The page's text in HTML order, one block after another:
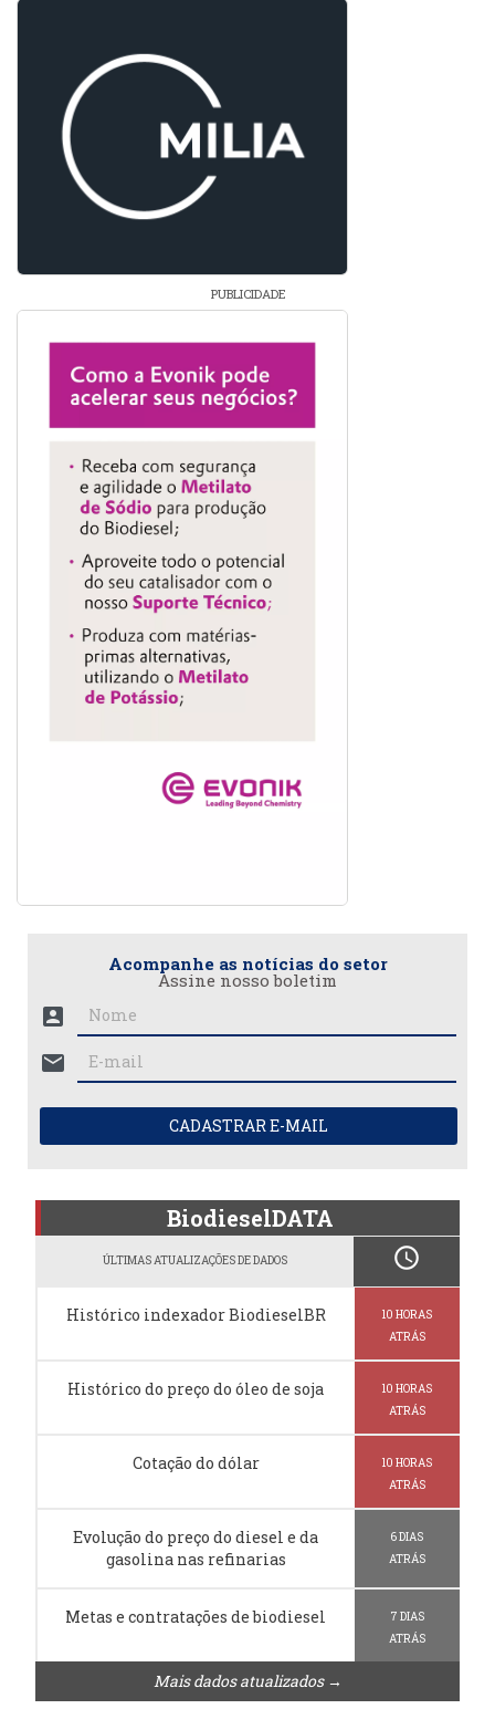
PUBLICIDADE
Acompanhe as notícias do setor
Assine nosso boletim
account_box
mail
CADASTRAR E-MAIL
BiodieselDATA
ÚLTIMAS ATUALIZAÇÕES DE DADOS schedule
Histórico indexador BiodieselBR
10 HORAS
ATRÁS
Histórico do preço do óleo de soja
10 HORAS
ATRÁS
Cotação do dólar
10 HORAS
ATRÁS
Evolução do preço do diesel e da
gasolina nas refinarias
6 DIAS
ATRÁS
Metas e contratações de biodiesel
7 DIAS
ATRÁS
Mais dados atualizados →